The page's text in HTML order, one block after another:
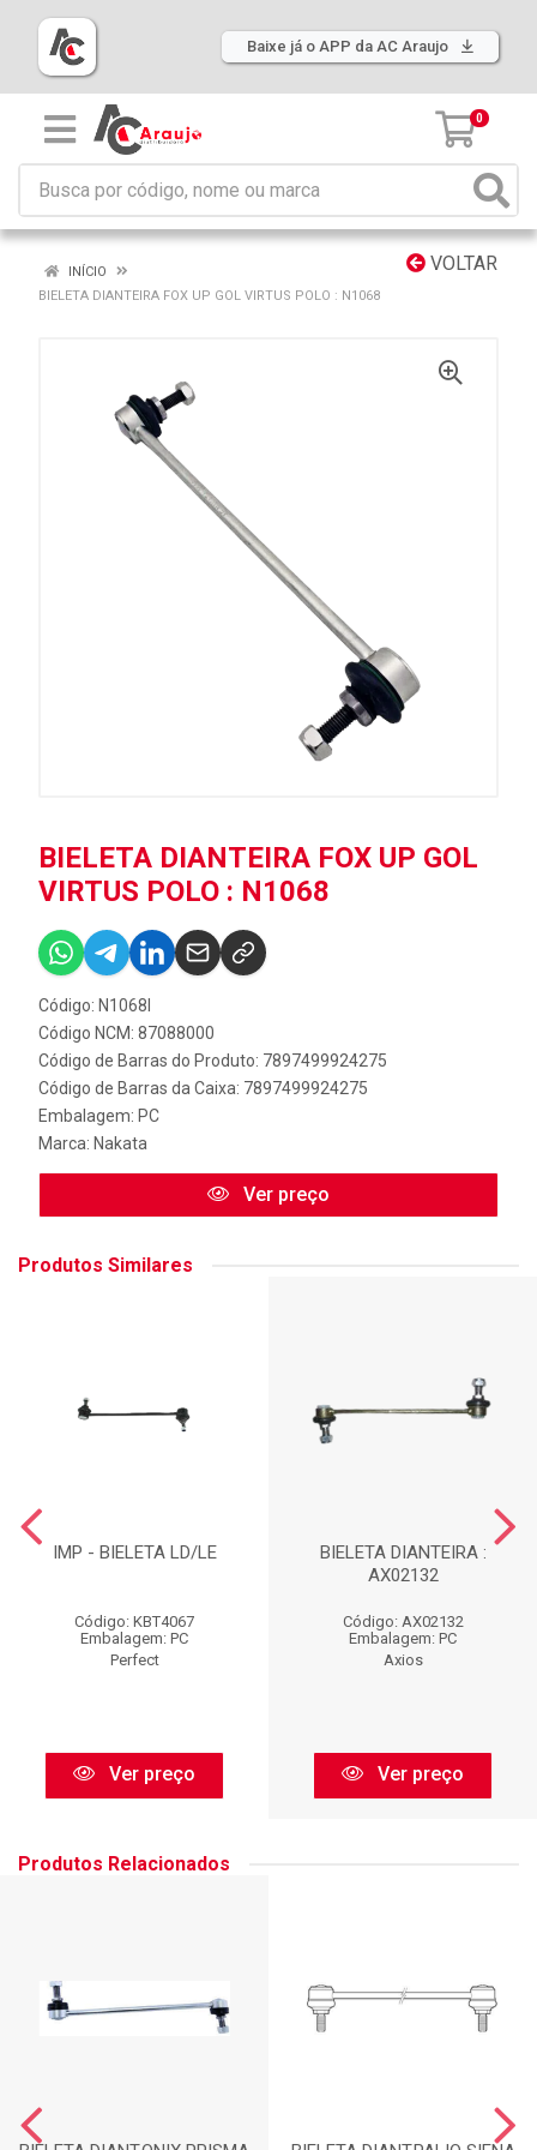
Baixe já o APP da AC Araujo
0
VOLTAR
INÍCIO
BIELETA DIANTEIRA FOX UP GOL VIRTUS POLO : N1068
BIELETA DIANTEIRA FOX UP GOL
VIRTUS POLO : N1068
Código: N1068I
Código NCM: 87088000
Código de Barras do Produto: 7897499924275
Código de Barras da Caixa: 7897499924275
Embalagem: PC
Marca: Nakata
Ver preço
Produtos Similares
IMP - BIELETA LD/LE
Código: KBT4067
Embalagem: PC
Perfect
Ver preço
BIELETA DIANTEIRA :
AX02132
Código: AX02132
Embalagem: PC
Axios
Ver preço
Produtos Relacionados